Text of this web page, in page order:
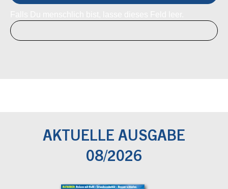
AKTUELLE AUSGABE
08/2026